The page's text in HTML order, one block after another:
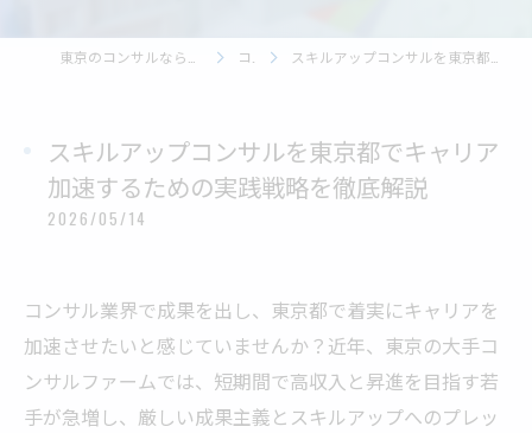
コラム スキルアップコンサルを東京都でキャリア加速するための実践戦略を徹底解説
スキルアップコンサルを東京都でキャリア
加速するための実践戦略を徹底解説
2026/05/14
コンサル業界で成果を出し、東京都で着実にキャリアを
加速させたいと感じていませんか？近年、東京の大手コ
ンサルファームでは、短期間で高収入と昇進を目指す若
手が急増し、厳しい成果主義とスキルアップへのプレッ